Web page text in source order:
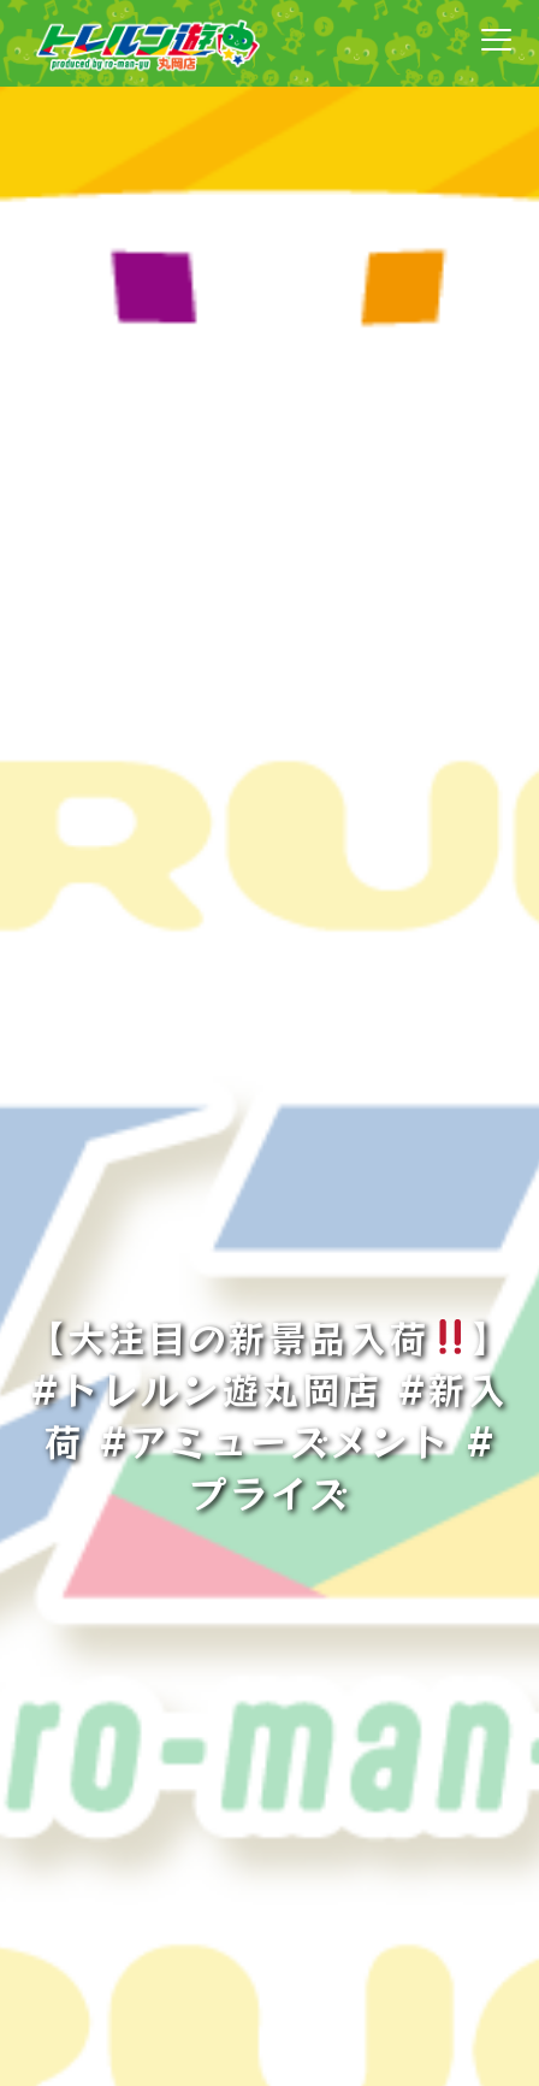
‪【大注目の新景品入荷
】
#トレルン遊丸岡店 #新入
荷 #アミューズメント #
プライズ